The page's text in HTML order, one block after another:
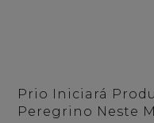
Prio Iniciará
Peregrino Neste